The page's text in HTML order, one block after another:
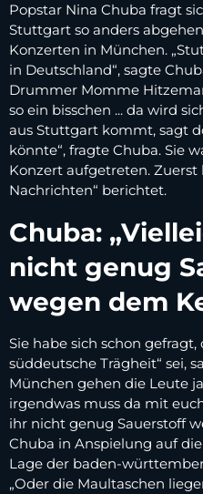
Popstar Nina Chuba fragt
Stuttgart so anders
Konzerten in München.
in Deutschland“, sagte
Drummer Momme
so ein bisschen ... da wird
aus Stuttgart kommt, sagt
könnte“, fragte Chuba. Sie
Konzert aufgetreten.
Nachrichten“ berichtet.
Chuba:
nicht genug
wegen dem
Sie habe sich schon gefragt,
süddeutsche Trägheit“ sei,
München gehen die Leute
irgendwas muss da mit
ihr nicht genug Sauerstoff
Chuba in Anspielung auf
Lage der baden-
„Oder die Maultaschen